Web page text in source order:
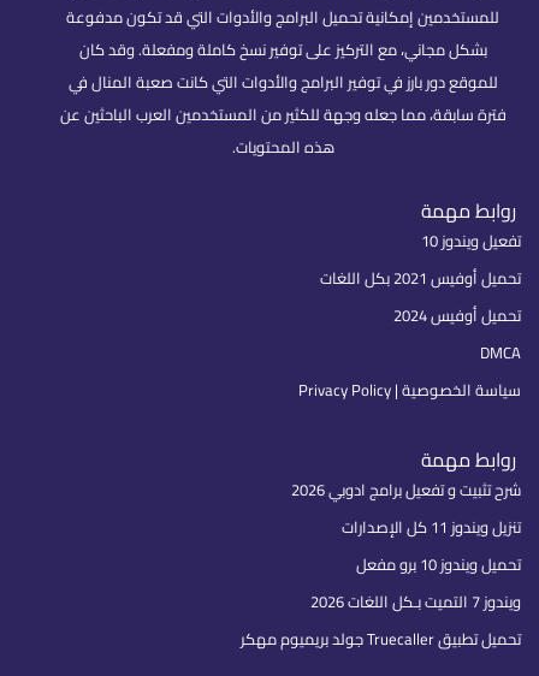
للمستخدمين إمكانية تحميل البرامج والأدوات التي قد تكون مدفوعة
بشكل مجاني، مع التركيز على توفير نسخ كاملة ومفعلة. وقد كان
للموقع دور بارز في توفير البرامج والأدوات التي كانت صعبة المنال في
فترة سابقة، مما جعله وجهة للكثير من المستخدمين العرب الباحثين عن
هذه المحتويات.
روابط مهمة
تفعيل ويندوز 10
تحميل أوفيس 2021 بكل اللغات
تحميل أوفيس 2024
DMCA
سياسة الخصوصية | Privacy Policy
روابط مهمة
شرح تثبيت و تفعيل برامج ادوبي 2026
تنزيل ويندوز 11 كل الإصدارات
تحميل ويندوز 10 برو مفعل
ويندوز 7 التميت بـكل اللغات 2026
تحميل تطبيق Truecaller جولد بريميوم مهكر